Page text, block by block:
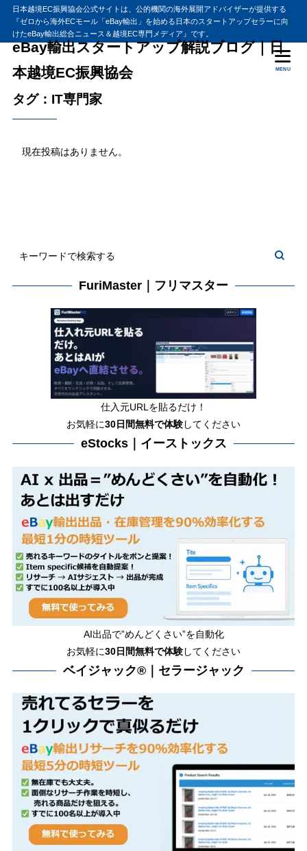
日本越境EC振興協会公式サイトは、公的機関の海外展開アドバイザーが提供する
『ゼロから海外ECモール「eBay輸出」を始める日本のスタートアップセラーに向
けたeBay輸出総合ニュース＆越境EC専門メディア』です。
eBay輸出スタートアップ解説ブログ｜日
本越境EC振興協会
MENU
タグ：IT専門家
現在投稿はありません。
FuriMaster｜フリマスター
仕入元URLを貼るだけ！
お気軽に30日間無料で体験してください
eStocks｜イーストックス
AI出品で”めんどくさい”を自動化
お気軽に30日間無料で体験してください
ベイジャック®｜セラージャック